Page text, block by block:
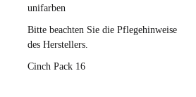
unifarben
Bitte beachten Sie die Pflegehinweise
des Herstellers.
Cinch Pack 16